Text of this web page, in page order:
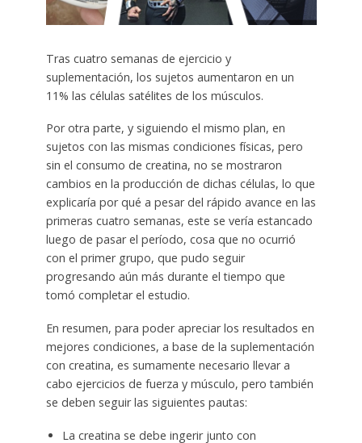
Tras cuatro semanas de ejercicio y
suplementación, los sujetos aumentaron en un
11% las células satélites de los músculos.
Por otra parte, y siguiendo el mismo plan, en
sujetos con las mismas condiciones físicas, pero
sin el consumo de creatina, no se mostraron
cambios en la producción de dichas células, lo que
explicaría por qué a pesar del rápido avance en las
primeras cuatro semanas, este se vería estancado
luego de pasar el período, cosa que no ocurrió
con el primer grupo, que pudo seguir
progresando aún más durante el tiempo que
tomó completar el estudio.
En resumen, para poder apreciar los resultados en
mejores condiciones, a base de la suplementación
con creatina, es sumamente necesario llevar a
cabo ejercicios de fuerza y músculo, pero también
se deben seguir las siguientes pautas:
La creatina se debe ingerir junto con